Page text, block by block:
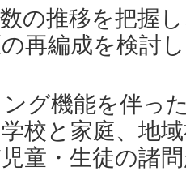
の推移を把握
再編成を検討
グ機能を伴っ
校と家庭、地
童・生徒の諸